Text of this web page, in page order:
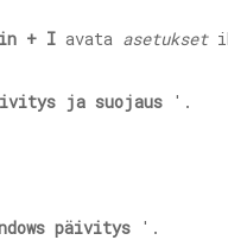
+ I avata asetukset
ja suojaus '.
päivitys '.